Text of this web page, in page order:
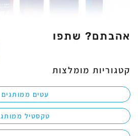
קטגוריות מומלצות
עטים ממותגים
טקסטיל ממותג
אהבתם? שתפו